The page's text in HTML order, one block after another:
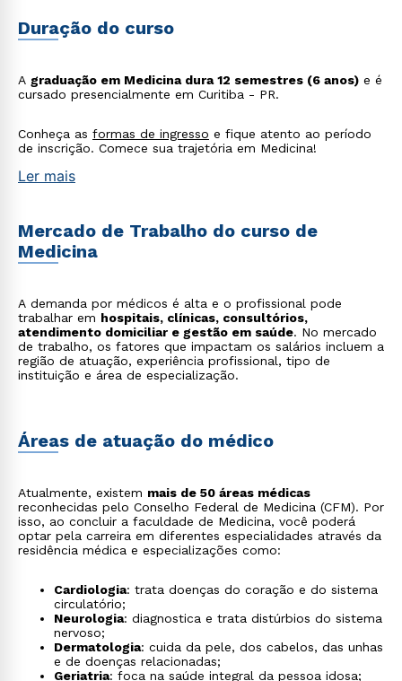
Duração do curso
A graduação em Medicina dura 12 semestres (6 anos) e é
cursado presencialmente em Curitiba - PR.
Conheça as formas de ingresso e fique atento ao período
de inscrição. Comece sua trajetória em Medicina!
Ler mais
Mercado de Trabalho do curso de
Medicina
A demanda por médicos é alta e o profissional pode
trabalhar em hospitais, clínicas, consultórios,
atendimento domiciliar e gestão em saúde. No mercado
de trabalho, os fatores que impactam os salários incluem a
região de atuação, experiência profissional, tipo de
instituição e área de especialização.
Áreas de atuação do médico
Atualmente, existem mais de 50 áreas médicas
reconhecidas pelo Conselho Federal de Medicina (CFM). Por
isso, ao concluir a faculdade de Medicina, você poderá
optar pela carreira em diferentes especialidades através da
residência médica e especializações como:
Cardiologia: trata doenças do coração e do sistema
circulatório;
Neurologia: diagnostica e trata distúrbios do sistema
nervoso;
Dermatologia: cuida da pele, dos cabelos, das unhas
e de doenças relacionadas;
Geriatria: foca na saúde integral da pessoa idosa;